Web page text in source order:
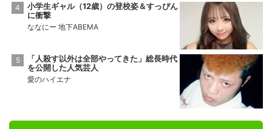
小学生ギャル（12歳）の登校姿＆すっぴん
に衝撃
ななにー 地下ABEMA
「人殺す以外は全部やってきた」総長時代
を公開した人気芸人
愛のハイエナ